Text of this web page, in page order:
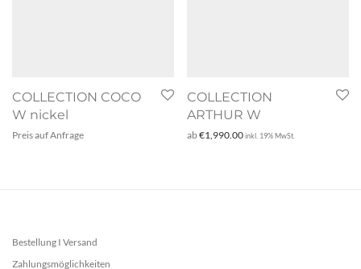
COLLECTION COCO
W nickel
Preis auf Anfrage
COLLECTION
ARTHUR W
ab€1,990.00inkl. 19% MwSt.
Bestellung I Versand
Zahlungsmöglichkeiten